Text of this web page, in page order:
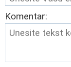
Komentar: